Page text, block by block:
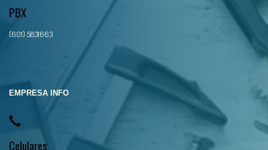
PBX
(601) 5831663
EMPRESA INFO
Celulares